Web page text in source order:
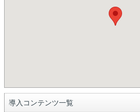
導入コンテンツ一覧